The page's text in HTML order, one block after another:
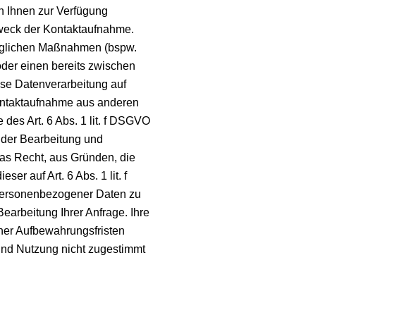
Ihnen zur Verfügung
der Kontaktaufnahme.
Maßnahmen (bspw.
einen bereits zwischen
Datenverarbeitung auf
aus anderen
Art. 6 Abs. 1 lit. f DSGVO
Bearbeitung und
Recht, aus Gründen, die
auf Art. 6 Abs. 1 lit. f
Daten zu
Ihrer Anfrage. Ihre
Aufbewahrungsfristen
Nutzung nicht zugestimmt